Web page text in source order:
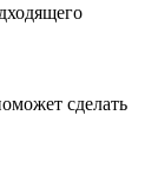
сделать